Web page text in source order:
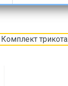
Комплект